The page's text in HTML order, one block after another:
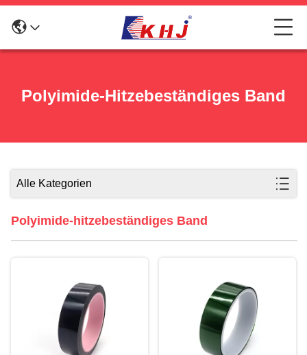
Polyimide-Hitzebeständiges Band
Alle Kategorien
Polyimide-hitzebeständiges Band